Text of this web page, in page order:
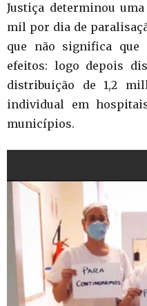
Justiça determinou uma
mil por dia de
que não significa que
efeitos: logo depois
distribuição de 1,2
individual em
municípios.